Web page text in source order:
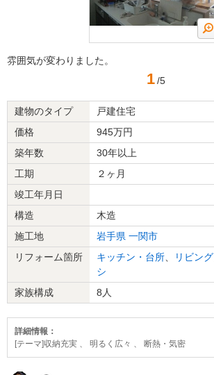
雰囲気が変わりました。
1 /5
建物のタイプ
戸建住宅
価格
945万円
築年数
30年以上
工期
２ヶ月
竣工年月日
構造
木造
施工地
岩手県 一関市
リフォーム箇所
キッチン・台所 リビング
シ
家族構成
8人
詳細情報：
[テーマ]収納充実 、 明るく広々 、 断熱・気密